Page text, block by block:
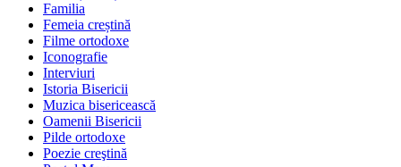
Familia
Femeia creștină
Filme ortodoxe
Iconografie
Interviuri
Istoria Bisericii
Muzica bisericească
Oamenii Bisericii
Pilde ortodoxe
Poezie creştină